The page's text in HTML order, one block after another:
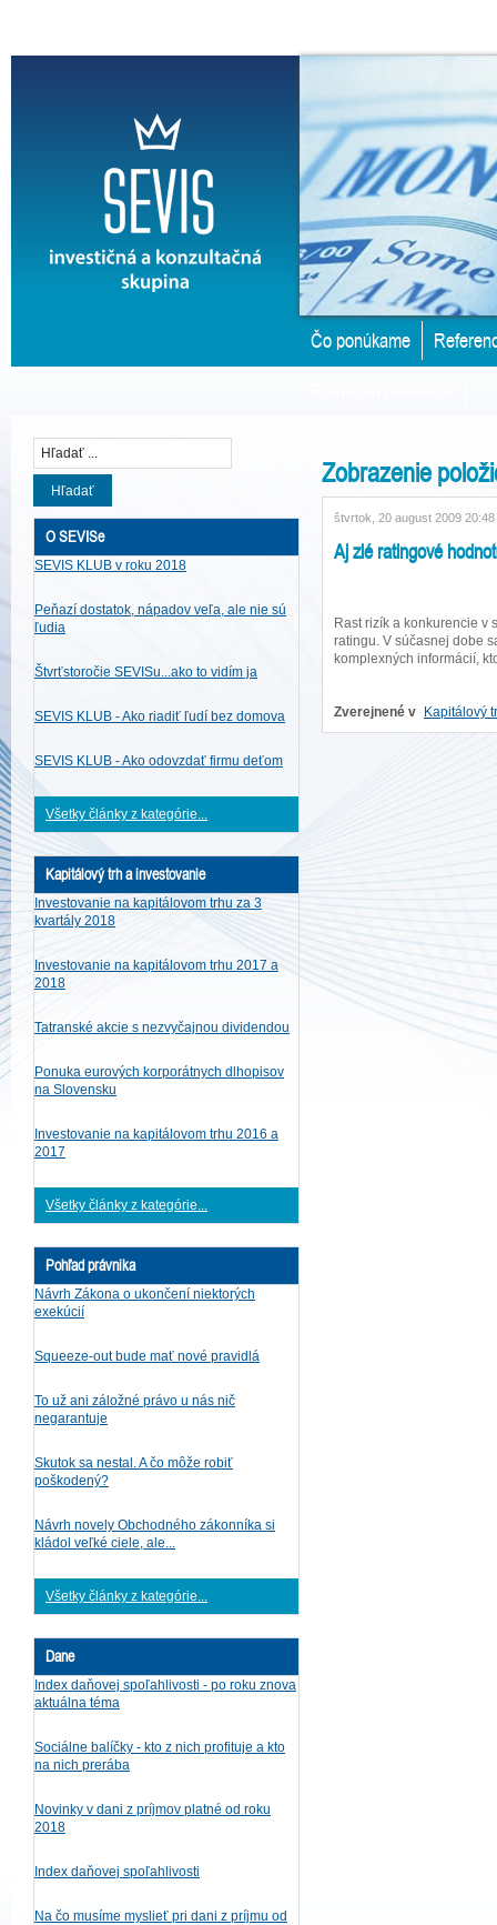
Čo ponúkame
Hľadať
O SEVISe
SEVIS KLUB v roku 2018
Peňazí dostatok, nápadov veľa, ale nie sú
ľudia
Štvrťstoročie SEVISu...ako to vidím ja
SEVIS KLUB - Ako riadiť ľudí bez domova
SEVIS KLUB - Ako odovzdať firmu deťom
Všetky články z kategórie...
Kapitálový trh a investovanie
Investovanie na kapitálovom trhu za 3
kvartály 2018
Investovanie na kapitálovom trhu 2017 a
2018
Tatranské akcie s nezvyčajnou dividendou
Ponuka eurových korporátnych dlhopisov
na Slovensku
Investovanie na kapitálovom trhu 2016 a
2017
Všetky články z kategórie...
Pohľad právnika
Návrh Zákona o ukončení niektorých
exekúcií
Squeeze-out bude mať nové pravidlá
To už ani záložné právo u nás nič
negarantuje
Skutok sa nestal. A čo môže robiť
poškodený?
Návrh novely Obchodného zákonníka si
kládol veľké ciele, ale...
Všetky články z kategórie...
Dane
Index daňovej spoľahlivosti - po roku znova
aktuálna téma
Sociálne balíčky - kto z nich profituje a kto
na nich prerába
Novinky v dani z príjmov platné od roku
2018
Index daňovej spoľahlivosti
Na čo musíme myslieť pri dani z príjmu od
Zobrazenie
štvrtok, 20 august 2009 20:48
Aj zlé ratingové
Rast rizík a konkurencie v
ratingu. V súčasnej dobe
komplexných informácií,
Zverejnené v Kapitálový